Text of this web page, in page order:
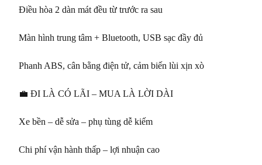
Điều hòa 2 dàn mát đều từ trước ra sau
Màn hình trung tâm + Bluetooth, USB sạc đầy đủ
Phanh ABS, cân bằng điện tử, cảm biến lùi xịn xò
💼 ĐI LÀ CÓ LÃI – MUA LÀ LỜI DÀI
Xe bền – dễ sửa – phụ tùng dễ kiếm
Chi phí vận hành thấp – lợi nhuận cao